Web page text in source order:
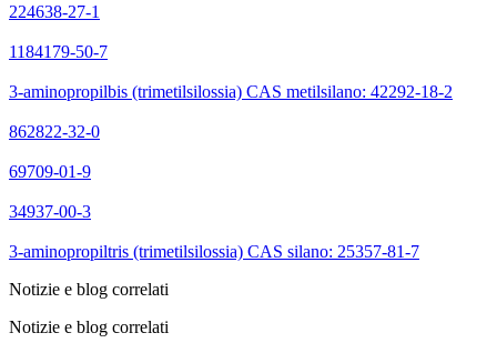
224638-27-1
1184179-50-7
3-aminopropilbis (trimetilsilossia) CAS metilsilano: 42292-18-2
862822-32-0
69709-01-9
34937-00-3
3-aminopropiltris (trimetilsilossia) CAS silano: 25357-81-7
Notizie e blog correlati
Notizie e blog correlati